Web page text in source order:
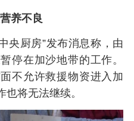
养不良
央厨房”发布消息称，由
停在加沙地带的工作。
不允许救援物资进入加
将无法继续。